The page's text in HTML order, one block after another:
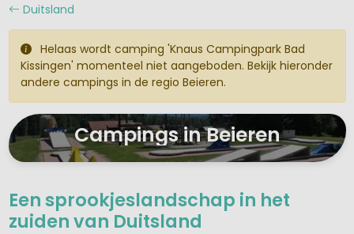
Duitsland
Helaas wordt camping 'Knaus Campingpark Bad
Kissingen' momenteel niet aangeboden. Bekijk hieronder
andere campings in de regio Beieren.
Campings in Beieren
Een sprookjeslandschap in het
zuiden van Duitsland